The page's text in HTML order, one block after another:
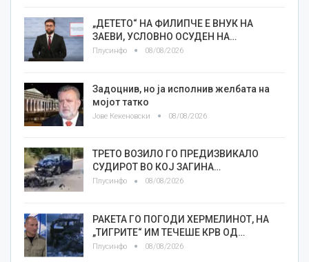
„ДЕТЕТО“ НА ФИЛИПЧЕ Е ВНУК НА
ЗАЕВИ, УСЛОВНО ОСУДЕН НА…
Плусинфо 08/08/2026
Задоцнив, но ја исполнив желбата на
мојот татко
Јове Кекеновски 08/08/2026
ТРЕТО ВОЗИЛО ГО ПРЕДИЗВИКАЛО
СУДИРОТ ВО КОЈ ЗАГИНА…
Плусинфо 08/08/2026
РАКЕТА ГО ПОГОДИ ХЕРМЕЛИНОТ, НА
„ТИГРИТЕ“ ИМ ТЕЧЕШЕ КРВ ОД…
Плусинфо 08/08/2026